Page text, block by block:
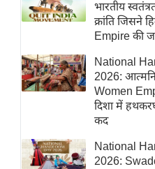
न्यूज ब्रीफ
मनोरंजन जगत
बॉलीवुड
हॉलीवुड
फिल्म समीक्षा
Breaking
News
लाइफस्टाइल
भारतीय
क्रांति जिसने
Empire की
National
2026:
Women
दिशा में
कद
National
2026: